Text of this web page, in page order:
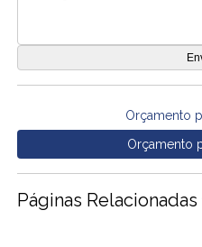
Orçamento
Orçamento
Páginas Relacionadas